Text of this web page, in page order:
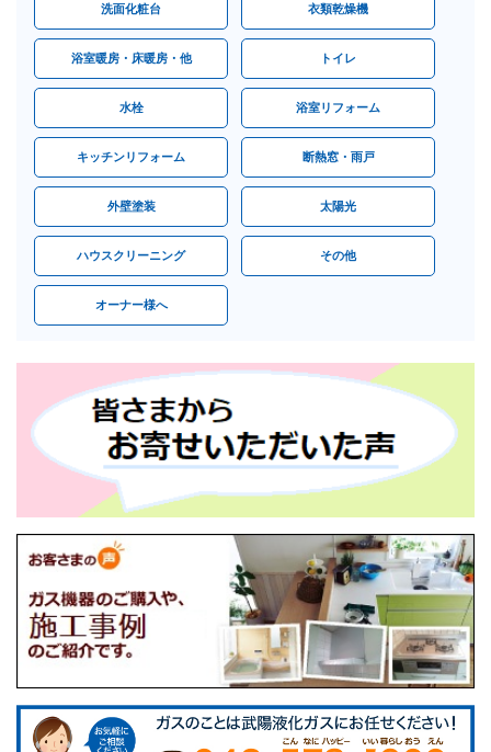
洗面化粧台 衣類乾燥機
浴室暖房・床暖房・他 トイレ
水栓 浴室リフォーム
キッチンリフォーム 断熱窓・雨戸
外壁塗装 太陽光
ハウスクリーニング その他
オーナー様へ